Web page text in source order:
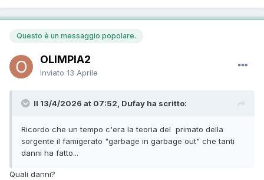
Questo è un messaggio popolare.
OLIMPIA2
Inviato 13 Aprile
Il 13/4/2026 at 07:52, Dufay ha scritto:
Ricordo che un tempo c'era la teoria del primato della
sorgente il famigerato "garbage in garbage out" che tanti
danni ha fatto...
Quali danni?